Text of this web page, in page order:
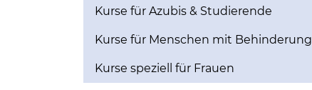
Kurse für Azubis & Studierende
Kurse für Menschen mit Behinderung
Kurse speziell für Frauen